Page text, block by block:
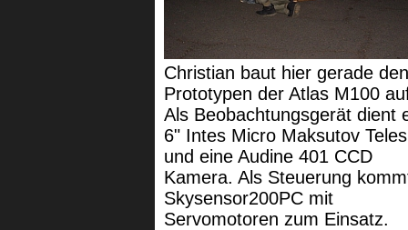
Christian baut hier gerade den
Prototypen der Atlas M100
Als Beobachtungsgerät dient
6" Intes Micro Maksutov
und eine Audine 401 CCD
Kamera. Als Steuerung
Skysensor200PC mit
Servomotoren zum Einsatz.